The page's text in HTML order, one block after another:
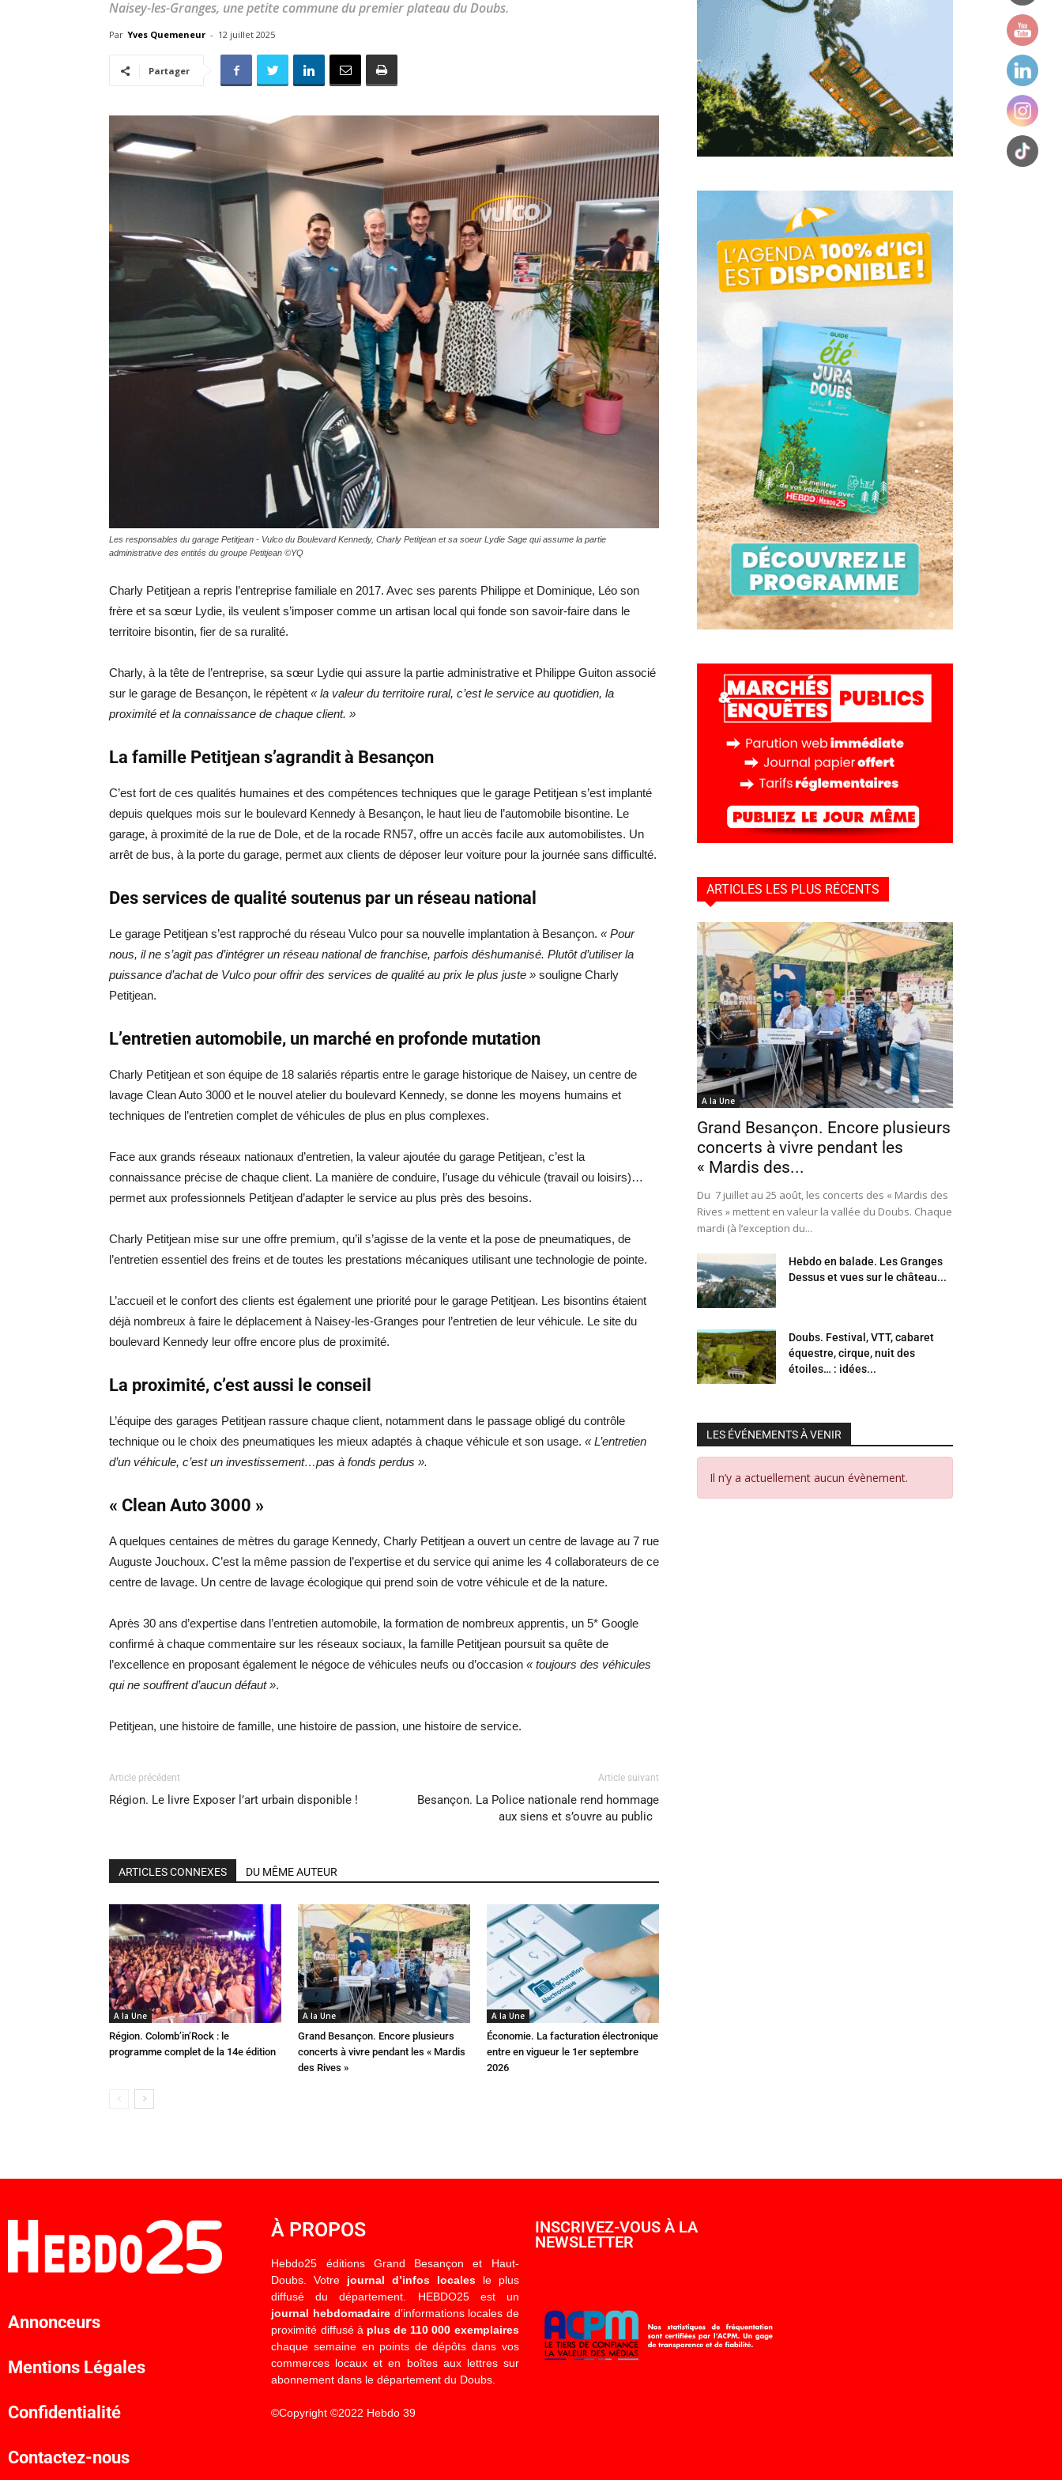
locale
–
Hebdo25
Naisey-les-Granges, une petite commune du premier plateau du Doubs.
Par Yves Quemeneur - 12 juillet 2025
Partager
Les responsables du garage Petitjean - Vulco du Boulevard Kennedy, Charly Petitjean et sa soeur Lydie Sage qui assume la partie
administrative des entités du groupe Petitjean ©YQ
Charly Petitjean a repris l’entreprise familiale en 2017. Avec ses parents Philippe et Dominique, Léo son
frère et sa sœur Lydie, ils veulent s’imposer comme un artisan local qui fonde son savoir-faire dans le
territoire bisontin, fier de sa ruralité.
Charly, à la tête de l’entreprise, sa sœur Lydie qui assure la partie administrative et Philippe Guiton associé
sur le garage de Besançon, le répètent « la valeur du territoire rural, c’est le service au quotidien, la
proximité et la connaissance de chaque client. »
La famille Petitjean s’agrandit à Besançon
C’est fort de ces qualités humaines et des compétences techniques que le garage Petitjean s’est implanté
depuis quelques mois sur le boulevard Kennedy à Besançon, le haut lieu de l’automobile bisontine. Le
garage, à proximité de la rue de Dole, et de la rocade RN57, offre un accès facile aux automobilistes. Un
arrêt de bus, à la porte du garage, permet aux clients de déposer leur voiture pour la journée sans difficulté.
Des services de qualité soutenus par un réseau national
Le garage Petitjean s’est rapproché du réseau Vulco pour sa nouvelle implantation à Besançon. « Pour
nous, il ne s’agit pas d’intégrer un réseau national de franchise, parfois déshumanisé. Plutôt d’utiliser la
puissance d’achat de Vulco pour offrir des services de qualité au prix le plus juste » souligne Charly
Petitjean.
L’entretien automobile, un marché en profonde mutation
Charly Petitjean et son équipe de 18 salariés répartis entre le garage historique de Naisey, un centre de
lavage Clean Auto 3000 et le nouvel atelier du boulevard Kennedy, se donne les moyens humains et
techniques de l’entretien complet de véhicules de plus en plus complexes.
Face aux grands réseaux nationaux d’entretien, la valeur ajoutée du garage Petitjean, c’est la
connaissance précise de chaque client. La manière de conduire, l’usage du véhicule (travail ou loisirs)…
permet aux professionnels Petitjean d’adapter le service au plus près des besoins.
Charly Petitjean mise sur une offre premium, qu’il s’agisse de la vente et la pose de pneumatiques, de
l’entretien essentiel des freins et de toutes les prestations mécaniques utilisant une technologie de pointe.
L’accueil et le confort des clients est également une priorité pour le garage Petitjean. Les bisontins étaient
déjà nombreux à faire le déplacement à Naisey-les-Granges pour l’entretien de leur véhicule. Le site du
boulevard Kennedy leur offre encore plus de proximité.
La proximité, c’est aussi le conseil
L’équipe des garages Petitjean rassure chaque client, notamment dans le passage obligé du contrôle
technique ou le choix des pneumatiques les mieux adaptés à chaque véhicule et son usage. « L’entretien
d’un véhicule, c’est un investissement…pas à fonds perdus ».
« Clean Auto 3000 »
A quelques centaines de mètres du garage Kennedy, Charly Petitjean a ouvert un centre de lavage au 7 rue
Auguste Jouchoux. C’est la même passion de l’expertise et du service qui anime les 4 collaborateurs de ce
centre de lavage. Un centre de lavage écologique qui prend soin de votre véhicule et de la nature.
Après 30 ans d’expertise dans l’entretien automobile, la formation de nombreux apprentis, un 5* Google
confirmé à chaque commentaire sur les réseaux sociaux, la famille Petitjean poursuit sa quête de
l’excellence en proposant également le négoce de véhicules neufs ou d’occasion « toujours des véhicules
qui ne souffrent d’aucun défaut ».
Petitjean, une histoire de famille, une histoire de passion, une histoire de service.
Article précédent
Région. Le livre Exposer l’art urbain disponible !
Article suivant
Besançon. La Police nationale rend hommage
aux siens et s’ouvre au public
ARTICLES CONNEXES DU MÊME AUTEUR
A la Une
Région. Colomb’in’Rock : le
programme complet de la 14e édition
A la Une
Grand Besançon. Encore plusieurs
concerts à vivre pendant les « Mardis
des Rives »
A la Une
Économie. La facturation électronique
entre en vigueur le 1er septembre
2026
ARTICLES LES PLUS RÉCENTS
A la Une
Grand Besançon. Encore plusieurs
concerts à vivre pendant les
« Mardis des...
Du 7 juillet au 25 août, les concerts des « Mardis des
Rives » mettent en valeur la vallée du Doubs. Chaque
mardi (à l’exception du...
Hebdo en balade. Les Granges
Dessus et vues sur le château...
Doubs. Festival, VTT, cabaret
équestre, cirque, nuit des
étoiles… : idées...
LES ÉVÉNEMENTS À VENIR
Il n’y a actuellement aucun évènement.
Annonceurs
Mentions Légales
Confidentialité
Contactez-nous
À PROPOS
Hebdo25 éditions Grand Besançon et Haut-
Doubs. Votre journal d’infos localesle plus
diffusé du département. HEBDO25 est un
journal hebdomadaired’informations locales de
proximité diffusé à plus de 110 000 exemplaires
chaque semaine en points de dépôts dans vos
commerces locaux et en boîtes aux lettres sur
abonnement dans le département du Doubs.
©Copyright ©2022 Hebdo 39
INSCRIVEZ-VOUS À LA
NEWSLETTER